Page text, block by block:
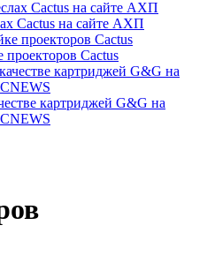
Cactus на сайте АХП
Cactus
картриджей G&G на